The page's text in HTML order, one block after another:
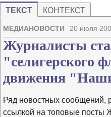
ТЕКСТ КОНТЕКСТ
МЕДИАНОВОСТИ 20 июля
Журналисты
"селигерского
движения
Ряд новостных сообщений,
ссылкой на топовые посты